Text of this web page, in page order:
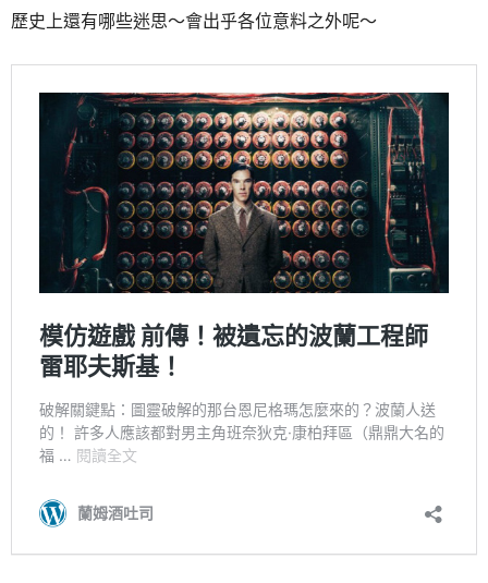
歷史上還有哪些迷思～會出乎各位意料之外呢～